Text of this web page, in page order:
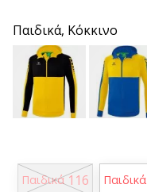
και
μάθε
αν
αξίζει…
6 λεπτά ανάγνωσης
Γίνετε
Παιδικά, Κόκκινο
Παιδικά 116 Παιδικά